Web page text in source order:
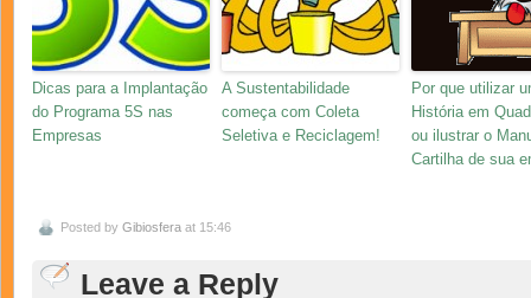
Dicas para a Implantação
do Programa 5S nas
Empresas
A Sustentabilidade
começa com Coleta
Seletiva e Reciclagem!
Por que utilizar
História em
ou ilustrar o
Cartilha de sua
Posted by Gibiosfera at 15:46
Leave a Reply